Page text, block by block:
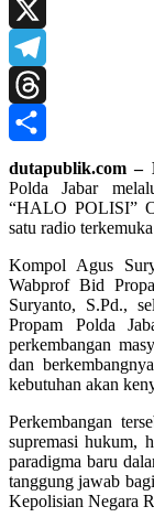
Print
X
Telegram
Threads
Share
dutapublik.com –
Polda Jabar
“HALO POLISI”
satu radio
Kompol Agus
Wabprof Bid
Suryanto, S.Pd.,
Propam Polda
perkembangan
dan
kebutuhan akan
Perkembangan
supremasi hukum,
paradigma baru
tanggung jawab
Kepolisian Negara